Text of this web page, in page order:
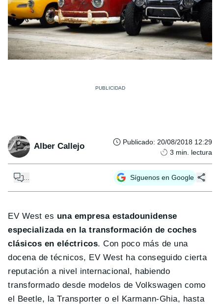
Alber Callejo Publicado: 20/08/2018 12:29
3 min. lectura
Síguenos en Google
EV West es una empresa estadounidense
especializada en la transformación de coches
clásicos en eléctricos. Con poco más de una
docena de técnicos, EV West ha conseguido cierta
reputación a nivel internacional, habiendo
transformado desde modelos de Volkswagen como
el Beetle, la Transporter o el Karmann-Ghia, hasta